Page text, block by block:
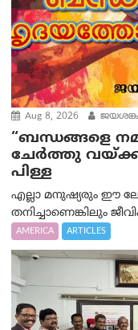
Aug 8, 2026
“ബന്ധങ്ങളെ
ചേർത്തു
പിള്ള
എല്ലാ മനുഷ്യരും ഈ
തനിച്ചാണെങ്കിലും
AMERICA ARTICLES